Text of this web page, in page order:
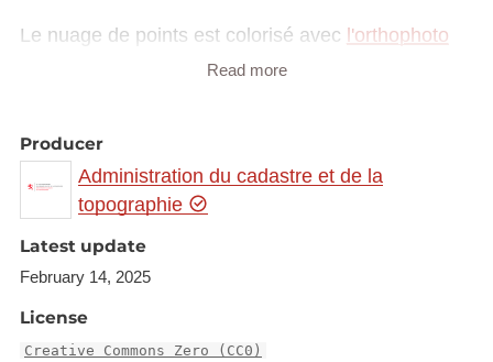
Le nuage de points est colorisé avec l'orthophoto
de l'été 2023 et classé en 10 catégories :
[2] - Sol
[3] - Végétation basse (< 2,5 m)
[4] - Végétation moyenne (2,5 m - 5 m)
[5] - Végétation haute (> 5 m)
[6] - Bâtiments
[7] - Bruit et artefacts
[9] - Eau
[13] - Ponts, Passerelles, Viaducs
Read more
Producer
Administration du cadastre et de la
topographie
Latest update
February 14, 2025
License
Creative Commons Zero (CC0)